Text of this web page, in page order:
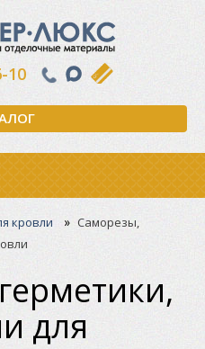
10
кровли » Саморезы,
для